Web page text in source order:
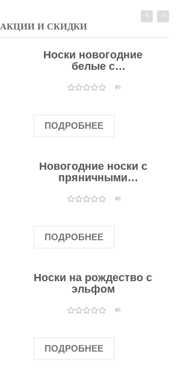
АКЦИИ И СКИДКИ
Носки новогодние
белые с
оленями(0)
ПОДРОБНЕЕ
Новогодние носки с
пряничными
(0)
ПОДРОБНЕЕ
Носки на рождество с
эльфом
(0)
ПОДРОБНЕЕ